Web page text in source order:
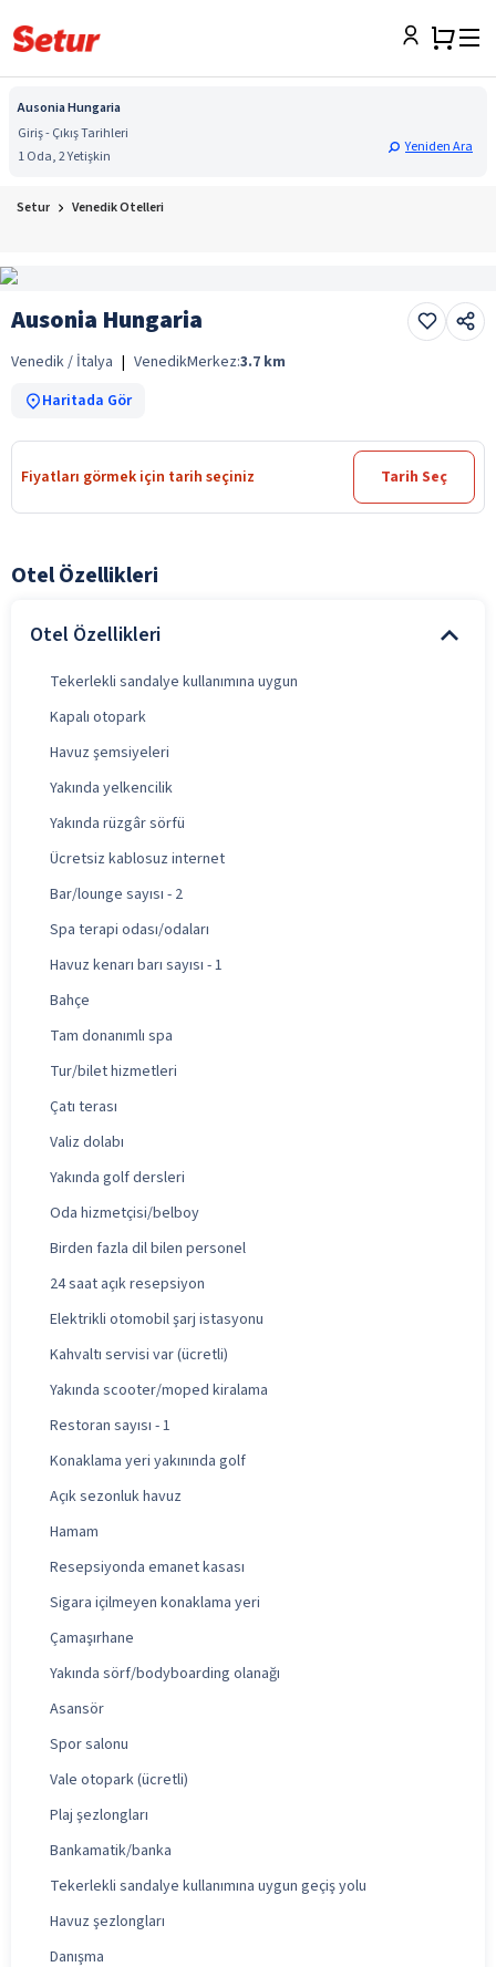
Ausonia Hungaria
Giriş - Çıkış Tarihleri
1 Oda, 2 Yetişkin
Yeniden Ara
Setur Venedik Otelleri
Ausonia Hungaria
Venedik / İtalya | VenedikMerkez:3.7 km
Haritada Gör
Fiyatları görmek için tarih seçiniz Tarih Seç
Otel Özellikleri
Otel Özellikleri
Tekerlekli sandalye kullanımına uygun
Kapalı otopark
Havuz şemsiyeleri
Yakında yelkencilik
Yakında rüzgâr sörfü
Ücretsiz kablosuz internet
Bar/lounge sayısı - 2
Spa terapi odası/odaları
Havuz kenarı barı sayısı - 1
Bahçe
Tam donanımlı spa
Tur/bilet hizmetleri
Çatı terası
Valiz dolabı
Yakında golf dersleri
Oda hizmetçisi/belboy
Birden fazla dil bilen personel
24 saat açık resepsiyon
Elektrikli otomobil şarj istasyonu
Kahvaltı servisi var (ücretli)
Yakında scooter/moped kiralama
Restoran sayısı - 1
Konaklama yeri yakınında golf
Açık sezonluk havuz
Hamam
Resepsiyonda emanet kasası
Sigara içilmeyen konaklama yeri
Çamaşırhane
Yakında sörf/bodyboarding olanağı
Asansör
Spor salonu
Vale otopark (ücretli)
Plaj şezlongları
Bankamatik/banka
Tekerlekli sandalye kullanımına uygun geçiş yolu
Havuz şezlongları
Danışma